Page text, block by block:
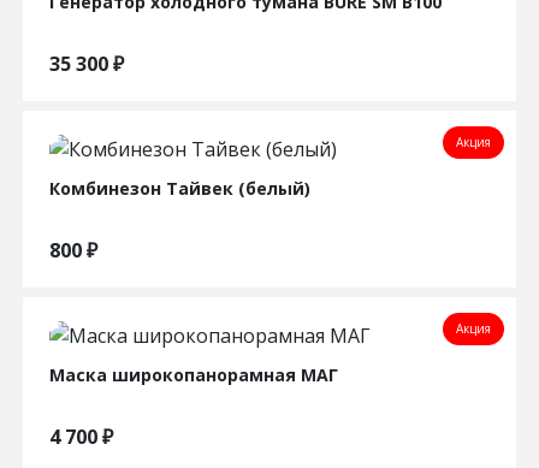
35 300₽
Акция
Комбинезон Тайвек (белый)
800₽
Акция
Маска широкопанорамная МАГ
4 700₽